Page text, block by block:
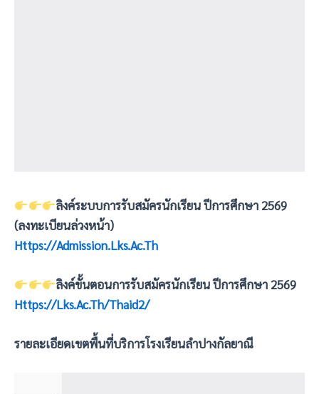
ลิงค์ระบบการรับสมัครนักเรียน ปีการศึกษา 2569
(ลงทะเบียนล่วงหน้า)
Https://admission.lks.ac.th
ลิงค์ขั้นตอนการรับสมัครนักเรียน ปีการศึกษา 2569
Https://lks.ac.th/thaid2/
รายละเอียดเขตพื้นที่บริการโรงเรียนลำปางกัลยาณี